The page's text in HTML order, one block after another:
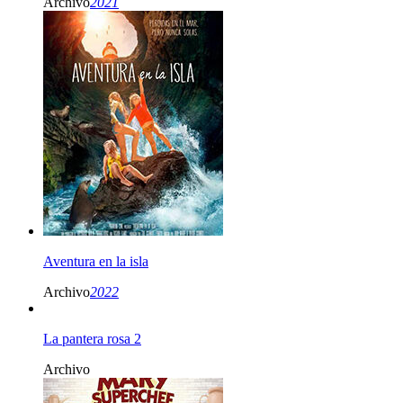
Aventura en la isla
Archivo2022
La pantera rosa 2
Archivo